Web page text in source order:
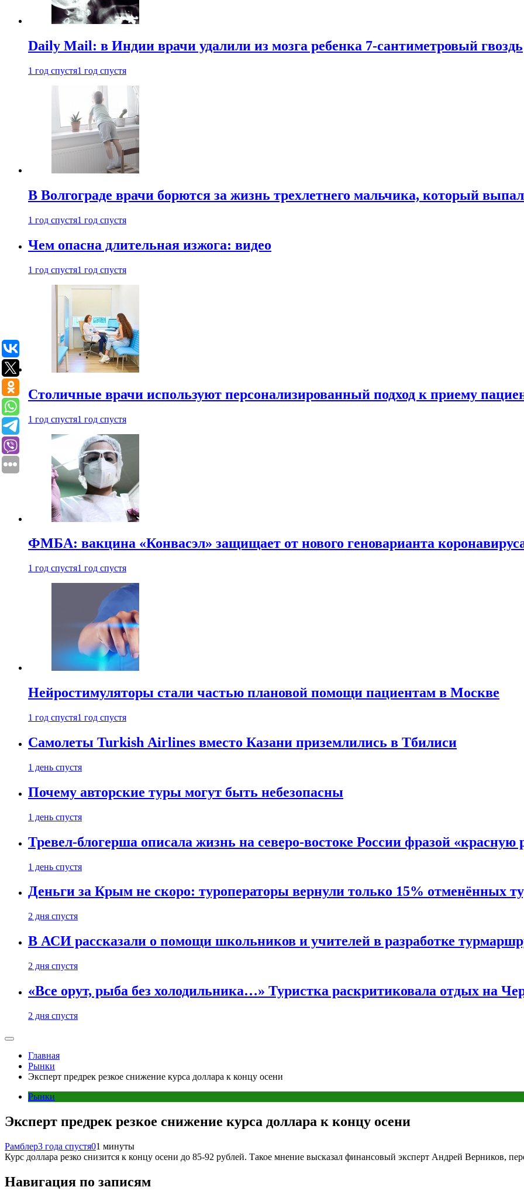
Daily Mail: в Индии врачи удалили из мозга ребенка 7-сантиметровый гвоздь
1 год спустя1 год спустя
В Волгограде врачи борются за жизнь трехлетнего мальчика, который
1 год спустя1 год спустя
Чем опасна длительная изжога: видео
1 год спустя1 год спустя
Столичные врачи используют персонализированный подход к приему
1 год спустя1 год спустя
ФМБА: вакцина «Конвасэл» защищает от нового геноварианта
1 год спустя1 год спустя
Нейростимуляторы стали частью плановой помощи пациентам в Москве
1 год спустя1 год спустя
Самолеты Turkish Airlines вместо Казани приземлились в Тбилиси
1 день спустя
Почему авторские туры могут быть небезопасны
1 день спустя
Тревел-блогерша описала жизнь на северо-востоке России фразой
1 день спустя
Деньги за Крым не скоро: туроператоры вернули только 15% отменённых
2 дня спустя
В АСИ рассказали о помощи школьников и учителей в разработке
2 дня спустя
«Все орут, рыба без холодильника…» Туристка раскритиковала отдых на
2 дня спустя
Главная
Рынки
Эксперт предрек резкое снижение курса доллара к концу осени
Рынки
Эксперт предрек резкое снижение курса доллара к концу осени
Рамблер3 года спустя01 минуты
Курс доллара резко снизится к концу осени до 85-92 рублей. Такое мнение высказал финансовый эксперт Андрей Верников,
Навигация по записям